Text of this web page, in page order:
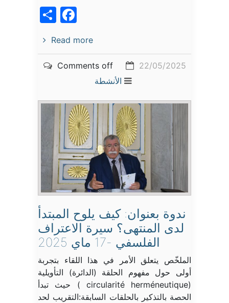
Read more
22/05/2025
Comments off
الأنشطة
ندوة بعنوان: كيف يلوح المبتدأ
لدى المنتهى؟ سيرة الاعتراف
الفلسفي -17 ماي 2025
الملخّص يتعلق الأمر في هذا اللقاء بتجربة
أولى حول مفهوم الحلقة (الدائرة) التأويلية
(circularité herméneutique ) حيث تبدأ
الحصة بالتذكير بالحلقات السابقة:التقريب لحد